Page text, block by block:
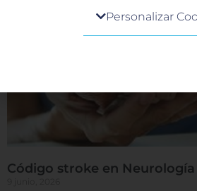
Código stroke en Neurología
Cuando visita cualquier sitio web,
preferencias o su dispositivo, y se
principalmente para que el sitio
identifica directamente, pero
respetamos su derecho a la
Personalizar